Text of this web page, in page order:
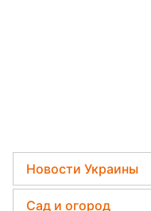
Новости Украины
Политика
Сад и огород